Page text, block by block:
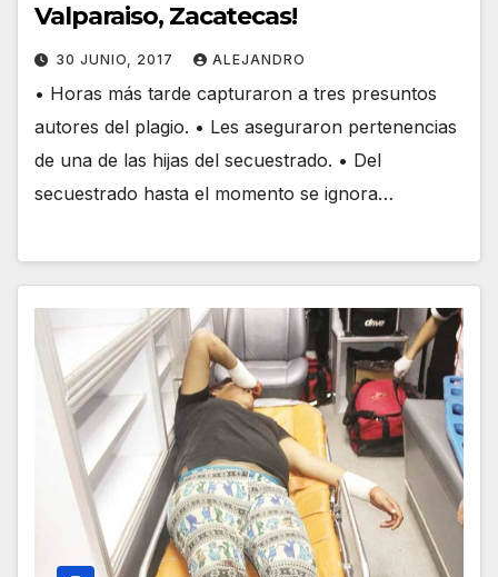
Valparaiso, Zacatecas!
30 JUNIO, 2017 ALEJANDRO
• Horas más tarde capturaron a tres presuntos
autores del plagio. • Les aseguraron pertenencias
de una de las hijas del secuestrado. • Del
secuestrado hasta el momento se ignora…